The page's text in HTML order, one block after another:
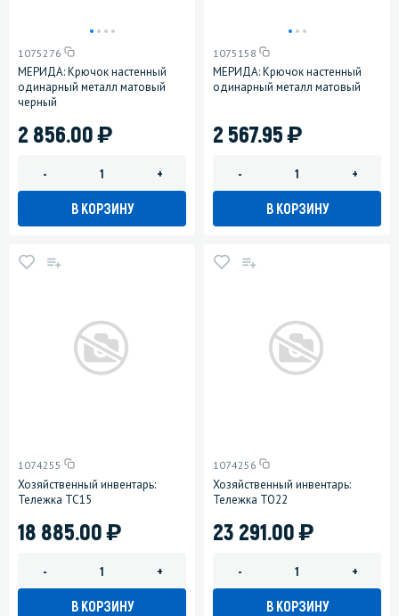
1075276
МЕРИДА: Крючок настенный
одинарный металл матовый
черный
2 856.00)
- +
В КОРЗИНУ
1075158
МЕРИДА: Крючок настенный
одинарный металл матовый
2 567.95)
- +
В КОРЗИНУ
1074255
Хозяйственный инвентарь:
Тележка ТС15
18 885.00)
- +
В КОРЗИНУ
1074256
Хозяйственный инвентарь:
Тележка ТО22
23 291.00)
- +
В КОРЗИНУ